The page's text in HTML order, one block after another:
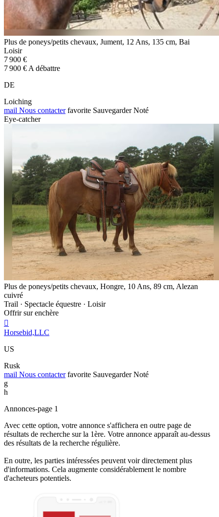
Plus de poneys/petits chevaux, Jument, 12 Ans, 135 cm, Bai
Loisir
7 900 €
7 900 € A débattre
DE
Loiching
mail Nous contacter favorite Sauvegarder Noté
Eye-catcher
Plus de poneys/petits chevaux, Hongre, 10 Ans, 89 cm, Alezan
cuivré
Trail · Spectacle équestre · Loisir
Offrir sur enchère

Horsebid,LLC
US
Rusk
mail Nous contacter favorite Sauvegarder Noté
g
h
Annonces-page 1
Avec cette option, votre annonce s'affichera en outre page de
résultats de recherche sur la 1ère. Votre annonce apparaît au-dessus
des résultats de la recherche régulière.
En outre, les parties intéressées peuvent voir directement plus
d'informations. Cela augmente considérablement le nombre
d'acheteurs potentiels.